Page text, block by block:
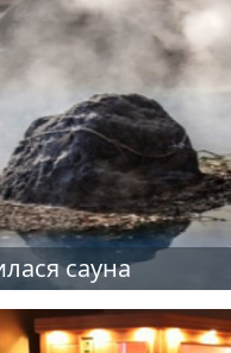
сауна